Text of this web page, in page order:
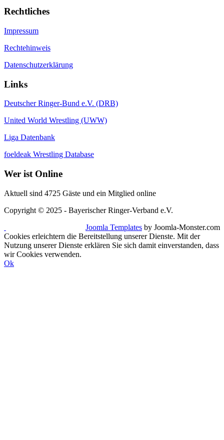
Rechtliches
Impressum
Rechtehinweis
Datenschutzerklärung
Links
Deutscher Ringer-Bund e.V. (DRB)
United World Wrestling (UWW)
Liga Datenbank
foeldeak Wrestling Database
Wer ist Online
Aktuell sind 4725 Gäste und ein Mitglied online
Copyright © 2025 - Bayerischer Ringer-Verband e.V.
Joomla Templates by Joomla-Monster.com
Cookies erleichtern die Bereitstellung unserer Dienste. Mit der
Nutzung unserer Dienste erklären Sie sich damit einverstanden, dass
wir Cookies verwenden.
Ok